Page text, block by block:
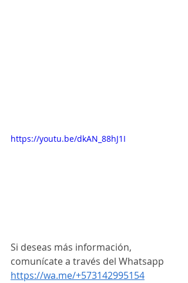
https://youtu.be/dkAN_88hJ1I
Si deseas más información,
comunícate a través del Whatsapp
https://wa.me/+573142995154